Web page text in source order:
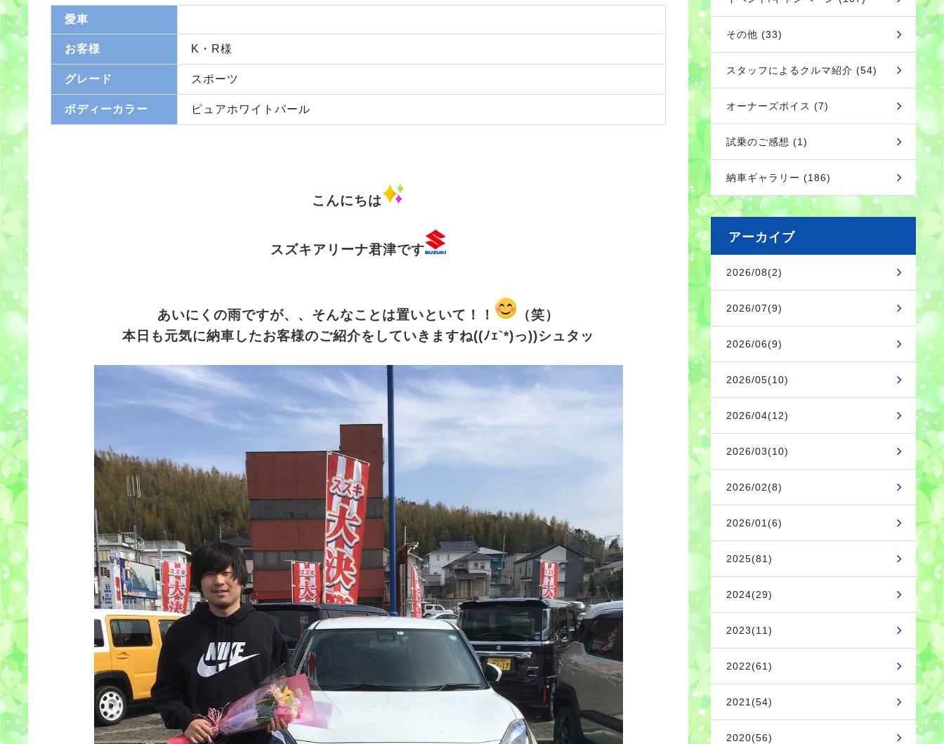
愛車
お客様 K・R様
グレード スポーツ
ボディーカラー ピュアホワイトパール
こんにちは
スズキアリーナ君津です
あいにくの雨ですが、、そんなことは置いといて！！
（笑）
本日も元気に納車したお客様のご紹介をしていきますね((ﾉｪ`*)っ))シュタッ
その他 (33)
スタッフによるクルマ紹介 (54)
オーナーズボイス (7)
試乗のご感想 (1)
納車ギャラリー (186)
アーカイブ
2026/08(2)
2026/07(9)
2026/06(9)
2026/05(10)
2026/04(12)
2026/03(10)
2026/02(8)
2026/01(6)
2025(81)
2024(29)
2023(11)
2022(61)
2021(54)
2020(56)